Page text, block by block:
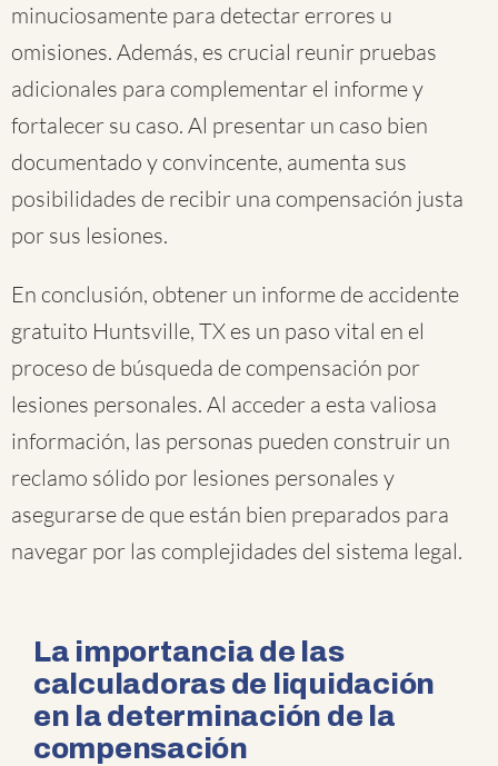
minuciosamente para detectar errores u
omisiones. Además, es crucial reunir pruebas
adicionales para complementar el informe y
fortalecer su caso. Al presentar un caso bien
documentado y convincente, aumenta sus
posibilidades de recibir una compensación justa
por sus lesiones.
En conclusión, obtener un informe de accidente
gratuito Huntsville, TX es un paso vital en el
proceso de búsqueda de compensación por
lesiones personales. Al acceder a esta valiosa
información, las personas pueden construir un
reclamo sólido por lesiones personales y
asegurarse de que están bien preparados para
navegar por las complejidades del sistema legal.
La importancia de las
calculadoras de liquidación
en la determinación de la
compensación